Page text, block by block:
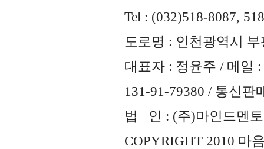
Tel : (032)518-8087,
도로명 : 인천광역시
대표자 : 정윤주 / 메일 :
131-91-79380 / 통신판
법 인 : (주)마인드멘토
COPYRIGHT 2010 마